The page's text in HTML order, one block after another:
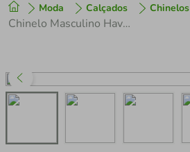
Moda Calçados Chinelos
Chinelo Masculino Havaianas Surfer Cinza
1º tenis
perfume